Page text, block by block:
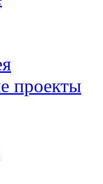
проекты